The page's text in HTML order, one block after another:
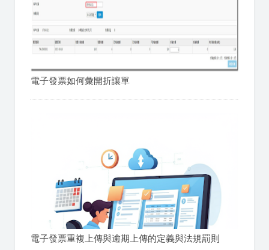
電子發票如何彙開折讓單
電子發票重複上傳與逾期上傳的定義與法規罰則